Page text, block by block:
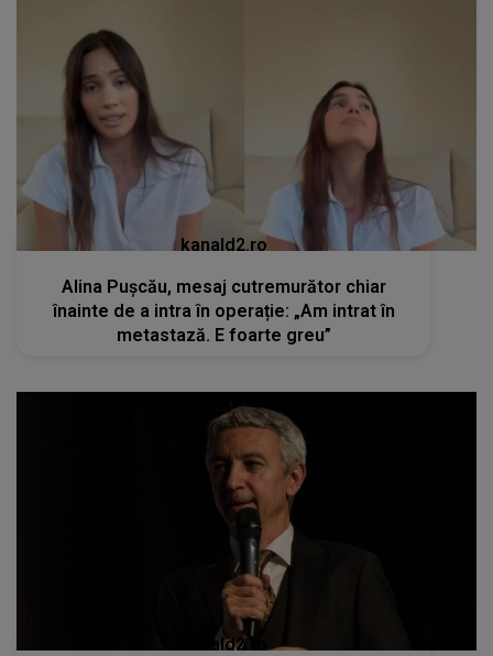
kanald2.ro
Alina Pușcău, mesaj cutremurător chiar
înainte de a intra în operație: „Am intrat în
metastază. E foarte greu”
kanald2.ro